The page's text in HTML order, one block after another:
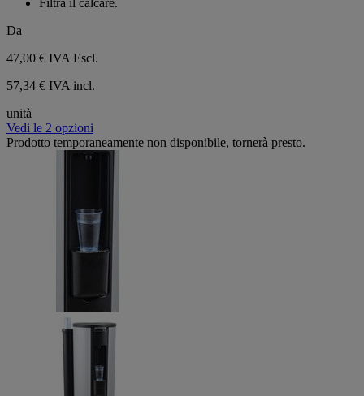
stelle.
Filtra il calcare.
Da
47,00 € IVA Escl.
57,34 € IVA incl.
unità
Vedi le 2 opzioni
Prodotto temporaneamente non disponibile, tornerà presto.